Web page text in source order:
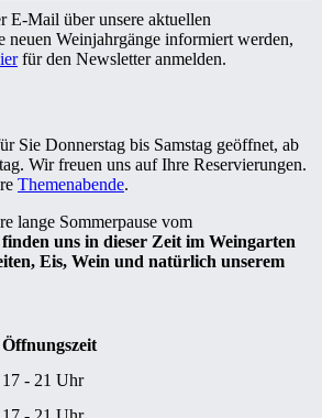
E-Mail über unsere aktuellen
neuen Weinjahrgänge informiert werden,
für den Newsletter anmelden.
Sie Donnerstag bis Samstag geöffnet, ab
Wir freuen uns auf Ihre Reservierungen.
Themenabende.
lange Sommerpause vom
finden uns in dieser Zeit im Weingarten
Eis, Wein und natürlich unserem
Öffnungszeit
17 - 21 Uhr